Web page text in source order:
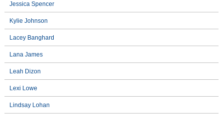
Jessica Spencer
Kylie Johnson
Lacey Banghard
Lana James
Leah Dizon
Lexi Lowe
Lindsay Lohan